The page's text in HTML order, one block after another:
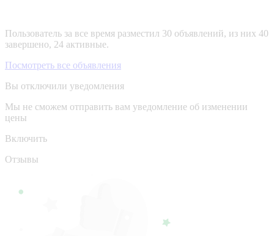
Пользователь за все время разместил 30 объявлений, из них 40
завершено, 24 активные.
Посмотреть все объявления
Вы отключили уведомления
Мы не сможем отправить вам уведомление об изменении
цены
Включить
Отзывы